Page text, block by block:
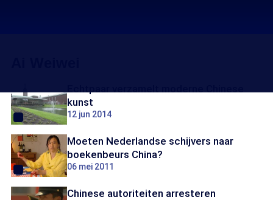
kunst
12 jun 2014
Moeten Nederlandse schijvers naar
boekenbeurs China?
06 mei 2011
Chinese autoriteiten arresteren